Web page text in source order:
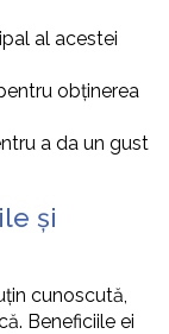
al acestei
obținerea
a da un gust
și
cunoscută,
Beneficiile ei